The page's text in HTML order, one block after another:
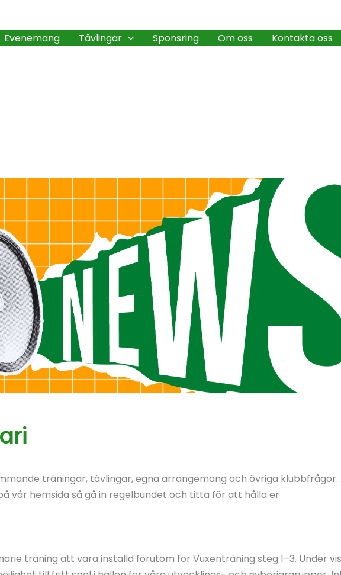
Evenemang Tävlingar Sponsring Om oss Kontakta oss
träningar, tävlingar, egna arrangemang och övriga klubbfrågor.
vår hemsida så gå in regelbundet och titta för att hålla er
träning att vara inställd förutom för Vuxenträning steg 1–3. Under